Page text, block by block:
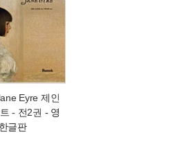
Eyre 제인
- 전2권 - 영
글판